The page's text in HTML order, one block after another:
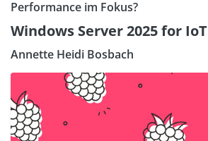
Performance im Fokus?
Windows Server 2025 for IoT
Annette Heidi Bosbach